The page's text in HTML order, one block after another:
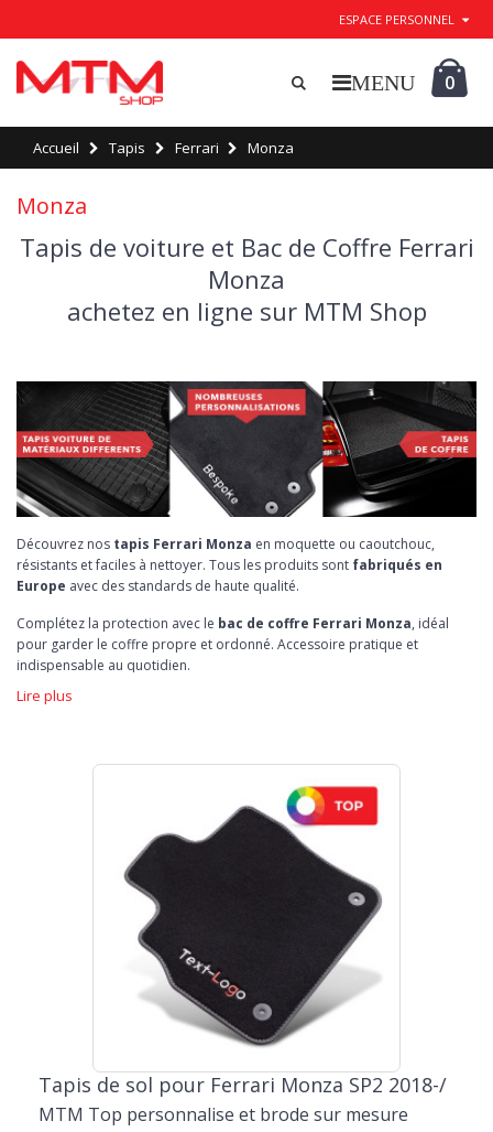
ESPACE PERSONNEL
0
Accueil Tapis Ferrari Monza
Monza
Tapis de voiture et Bac de Coffre Ferrari
Monza
achetez en ligne sur MTM Shop
Découvrez nos tapis Ferrari Monza en moquette ou caoutchouc,
résistants et faciles à nettoyer. Tous les produits sont fabriqués en
Europe avec des standards de haute qualité.
Complétez la protection avec le bac de coffre Ferrari Monza, idéal
pour garder le coffre propre et ordonné. Accessoire pratique et
indispensable au quotidien.
Lire plus
Tapis de sol pour Ferrari Monza SP2 2018-/
MTM Top personnalise et brode sur mesure